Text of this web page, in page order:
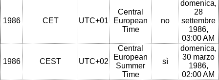
1986 CET UTC+01
Central
European
Time
no
domenica,
28
settembre
1986,
03:00 AM
1986 CEST UTC+02
Central
European
Summer
Time
sì
domenica,
30 marzo
1986,
02:00 AM